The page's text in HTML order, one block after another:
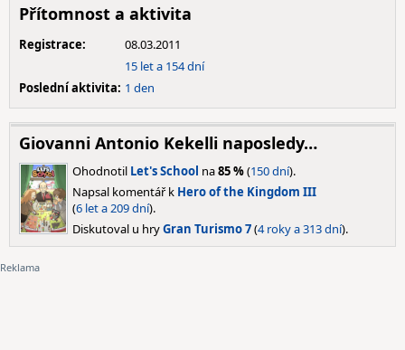
Přítomnost a aktivita
Registrace:
08.03.2011
15 let a 154 dní
Poslední aktivita: 1 den
Giovanni Antonio Kekelli naposledy…
Ohodnotil Let's School na85 %(150 dní).
Napsal komentář k Hero of the Kingdom III
(6 let a 209 dní).
Diskutoval u hryGran Turismo 7(4 roky a 313 dní).